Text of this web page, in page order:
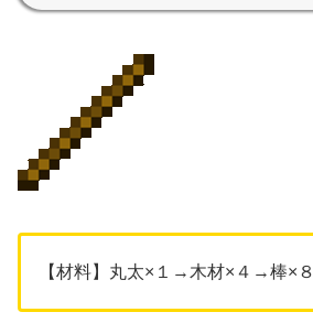
【材料】丸太×１→木材×４→棒×８